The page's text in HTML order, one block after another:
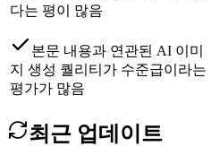
다는 평이 많음
본문 내용과 연관된 AI 이미
지 생성 퀄리티가 수준급이라는
평가가 많음
최근 업데이트